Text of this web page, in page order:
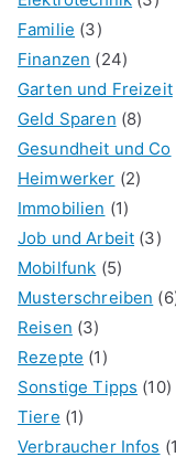
Familie (3)
Finanzen (24)
Garten und Freizeit
Geld Sparen (8)
Gesundheit und Co
Heimwerker (2)
Immobilien (1)
Job und Arbeit (3)
Mobilfunk (5)
Musterschreiben
Reisen (3)
Rezepte (1)
Sonstige Tipps (10)
Tiere (1)
Verbraucher Infos